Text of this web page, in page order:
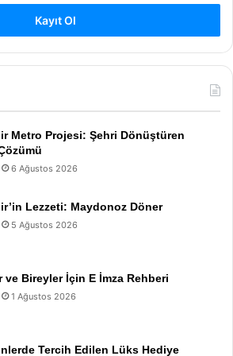
Kayıt Ol
Metro Projesi: Şehri Dönüştüren
6 Ağustos 2026
Lezzeti: Maydonoz Döner
5 Ağustos 2026
ve Bireyler İçin E İmza Rehberi
1 Ağustos 2026
Tercih Edilen Lüks Hediye